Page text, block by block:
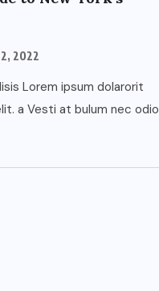
2022
Lorem ipsum dolarorit
a Vesti at bulum nec odio